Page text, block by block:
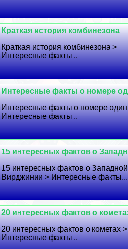
Краткая история комбинезона
Краткая история комбинезона >
Интересные факты...
Интересные факты о номере
Интересные факты о номере один
Интересные факты...
15 интересных фактов о
15 интересных фактов о Западной
Вирджинии > Интересные факты...
20 интересных фактов о
20 интересных фактов о кометах >
Интересные факты...